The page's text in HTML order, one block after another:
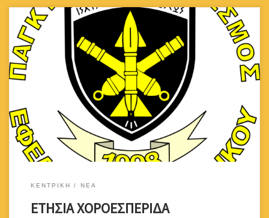
A/A ΠΕΡΙΓΡΑΦΗ ΠΡΟΣΦΟΡΑ ΑΡΙΘΜΟΣ ΛΑΧΝΟΥ 1 ΑΕΡΟΠΟΡΙΚΟ
ΕΙΣΗΤΗΡΙΟ ΛΑΡΝΑΚΑ – ΑΘΗΝΑ ΜΕ ΕΠΙΣΤΡΟΦΗ ΑΞΙΑΣ €200,00
ΠΑΓΚΥΠΡΙΟΣ ΣΥΝΔΕΣΜΟΣ ΕΦΕΔΡΩΝ ΠΥΡΟΒΟΛΙΚΟΥ 8752
2 ΤΕΣΤ ΚΟΠΩΣΕΩΣ ΑΞΙΑΣ €260.00 AMERICAN MEDICAL CENTER
3012 3 ΤΕΣΤ ΚΟΠΩΣΕΩΣ ΑΞΙΑΣ €260.00 AMERICAN MEDICAL
CENTER 4163 4 ΤΑΞΙΔΙΩΤΙΚΟ VOUCHER ΑΞΙΑΣ €100,00 VOLARE
TRAVEL – ΛΕΥΚΩΣΙΑ 1297 […]
ΚΕΝΤΡΙΚΗ ΝΕΑ
ΕΤΗΣΙΑ ΧΟΡΟΕΣΠΕΡΙΔΑ